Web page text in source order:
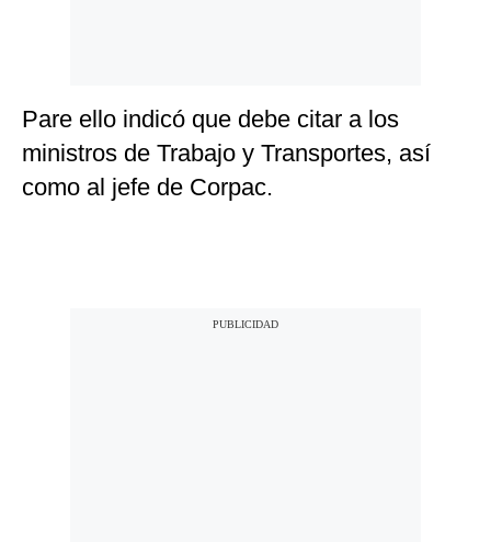
Pare ello indicó que debe citar a los
ministros de Trabajo y Transportes, así
como al jefe de Corpac.